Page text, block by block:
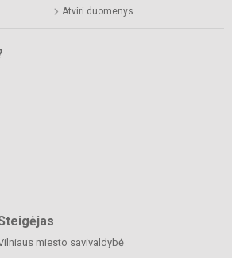
Atviri duomenys
miesto savivaldybė